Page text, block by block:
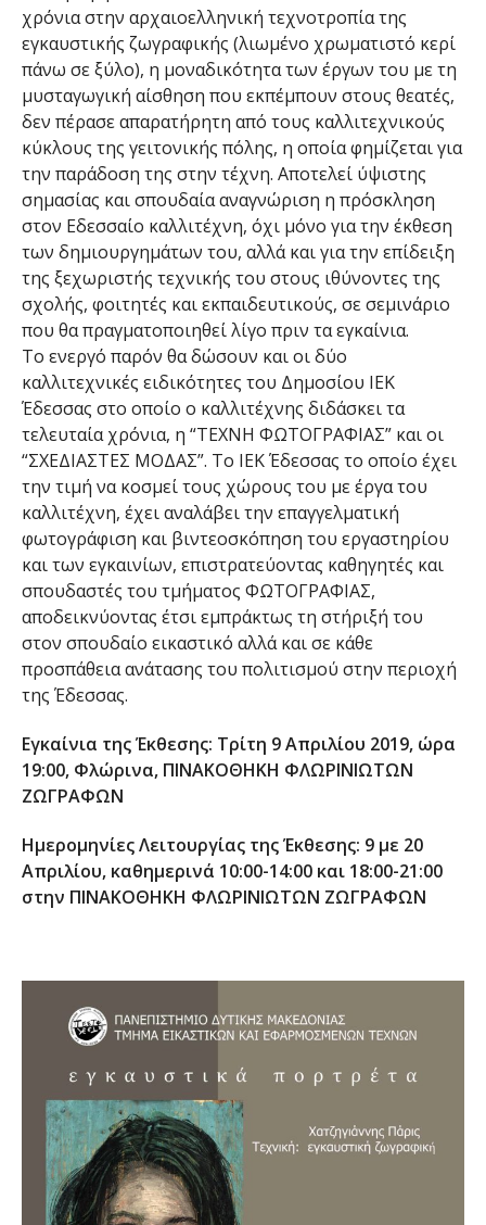
χρόνια στην αρχαιοελληνική τεχνοτροπία της
εγκαυστικής ζωγραφικής (λιωμένο χρωματιστό κερί
πάνω σε ξύλο), η μοναδικότητα των έργων του με τη
μυσταγωγική αίσθηση που εκπέμπουν στους θεατές,
δεν πέρασε απαρατήρητη από τους καλλιτεχνικούς
κύκλους της γειτονικής πόλης, η οποία φημίζεται για
την παράδοση της στην τέχνη. Αποτελεί ύψιστης
σημασίας και σπουδαία αναγνώριση η πρόσκληση
στον Εδεσσαίο καλλιτέχνη, όχι μόνο για την έκθεση
των δημιουργημάτων του, αλλά και για την επίδειξη
της ξεχωριστής τεχνικής του στους ιθύνοντες της
σχολής, φοιτητές και εκπαιδευτικούς, σε σεμινάριο
που θα πραγματοποιηθεί λίγο πριν τα εγκαίνια.
Το ενεργό παρόν θα δώσουν και οι δύο
καλλιτεχνικές ειδικότητες του Δημοσίου ΙΕΚ
Έδεσσας στο οποίο ο καλλιτέχνης διδάσκει τα
τελευταία χρόνια, η “ΤΕΧΝΗ ΦΩΤΟΓΡΑΦΙΑΣ” και οι
“ΣΧΕΔΙΑΣΤΕΣ ΜΟΔΑΣ”. Το ΙΕΚ Έδεσσας το οποίο έχει
την τιμή να κοσμεί τους χώρους του με έργα του
καλλιτέχνη, έχει αναλάβει την επαγγελματική
φωτογράφιση και βιντεοσκόπηση του εργαστηρίου
και των εγκαινίων, επιστρατεύοντας καθηγητές και
σπουδαστές του τμήματος ΦΩΤΟΓΡΑΦΙΑΣ,
αποδεικνύοντας έτσι εμπράκτως τη στήριξή του
στον σπουδαίο εικαστικό αλλά και σε κάθε
προσπάθεια ανάτασης του πολιτισμού στην περιοχή
της Έδεσσας.
Εγκαίνια της Έκθεσης: Τρίτη 9 Απριλίου 2019, ώρα
19:00, Φλώρινα, ΠΙΝΑΚΟΘΗΚΗ ΦΛΩΡΙΝΙΩΤΩΝ
ΖΩΓΡΑΦΩΝ
Ημερομηνίες Λειτουργίας της Έκθεσης: 9 με 20
Απριλίου, καθημερινά 10:00-14:00 και 18:00-21:00
στην ΠΙΝΑΚΟΘΗΚΗ ΦΛΩΡΙΝΙΩΤΩΝ ΖΩΓΡΑΦΩΝ